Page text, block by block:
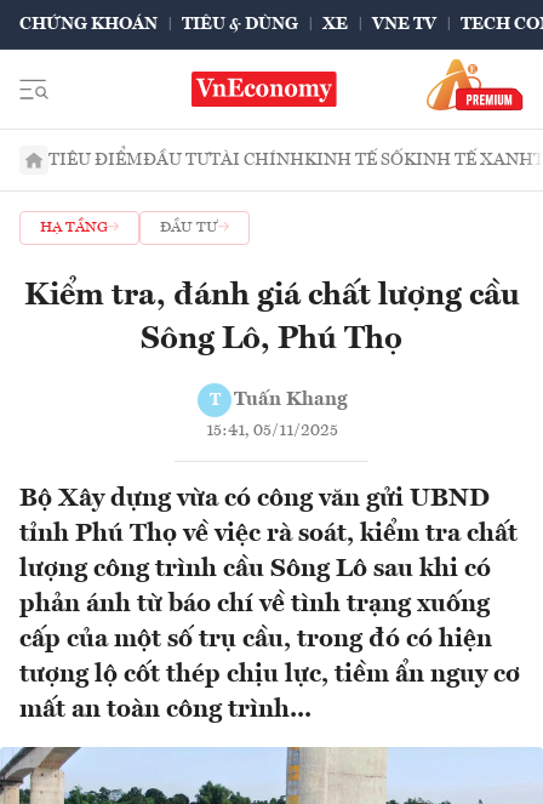
CHỨNG KHOÁN TIÊU & DÙNG XE VNE TV TECH
TIÊU ĐIỂMĐẦU TƯTÀI CHÍNHKINH TẾ SỐKINH TẾ XANH
HẠ TẦNG ĐẦU TƯ
Kiểm tra, đánh giá chất lượng cầu
Sông Lô, Phú Thọ
T Tuấn Khang
15:41, 05/11/2025
Bộ Xây dựng vừa có công văn gửi UBND
tỉnh Phú Thọ về việc rà soát, kiểm tra chất
lượng công trình cầu Sông Lô sau khi có
phản ánh từ báo chí về tình trạng xuống
cấp của một số trụ cầu, trong đó có hiện
tượng lộ cốt thép chịu lực, tiềm ẩn nguy cơ
mất an toàn công trình...